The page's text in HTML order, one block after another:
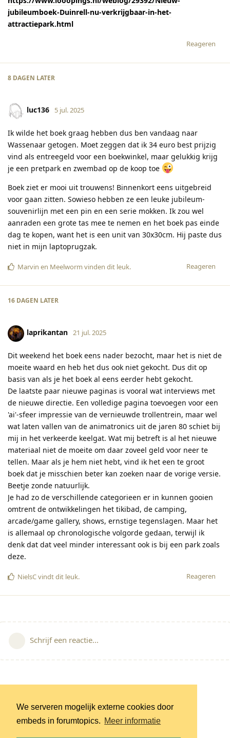
We serveren mogelijk externe cookies door
embeds in forumtopics. Meer informatie
jubileumboek-Duinrell-nu-verkrijgbaar-in-het-
attractiepark.html
Reageren
8 DAGEN LATER
luc136 5 jul. 2025
Ik wilde het boek graag hebben dus ben vandaag naar
Wassenaar getogen. Moet zeggen dat ik 34 euro best prijzig
vind als entreegeld voor een boekwinkel, maar gelukkig krijg
je een pretpark en zwembad op de koop toe
Boek ziet er mooi uit trouwens! Binnenkort eens uitgebreid
voor gaan zitten. Sowieso hebben ze een leuke jubileum-
souvenirlijn met een pin en een serie mokken. Ik zou wel
aanraden een grote tas mee te nemen en het boek pas einde
dag te kopen, want het is een unit van 30x30cm. Hij paste dus
niet in mijn laptoprugzak.
Reageren
Marvin en Meelworm vinden dit leuk.
16 DAGEN LATER
laprikantan 21 jul. 2025
Dit weekend het boek eens nader bezocht, maar het is niet de
moeite waard en heb het dus ook niet gekocht. Dus dit op
basis van als je het boek al eens eerder hebt gekocht.
De laatste paar nieuwe paginas is vooral wat interviews met
de nieuwe directie. Een volledige pagina toevoegen voor een
'ai'-sfeer impressie van de vernieuwde trollentrein, maar wel
wat laten vallen van de animatronics uit de jaren 80 schiet bij
mij in het verkeerde keelgat. Wat mij betreft is al het nieuwe
materiaal niet de moeite om daar zoveel geld voor neer te
tellen. Maar als je hem niet hebt, vind ik het een te groot
boek dat je misschien beter kan zoeken naar de vorige versie.
Beetje zonde natuurlijk.
Je had zo de verschillende categorieen er in kunnen gooien
omtrent de ontwikkelingen het tikibad, de camping,
arcade/game gallery, shows, ernstige tegenslagen. Maar het
is allemaal op chronologische volgorde gedaan, terwijl ik
denk dat dat veel minder interessant ook is bij een park zoals
deze.
Reageren
NielsCvindt dit leuk.
Schrijf een reactie...